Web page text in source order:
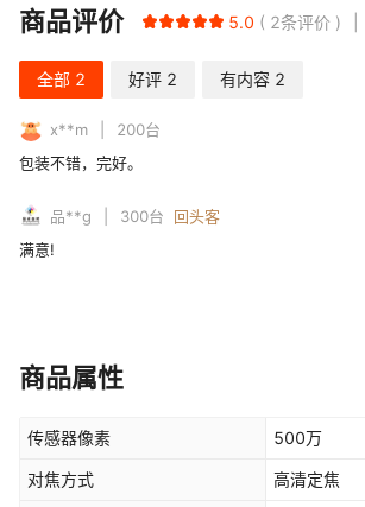
商品评价 5.0 2条评价
全部 2 好评 2 有内容 2
x**m 200台
包装不错，完好。
品**g 300台
回头客
满意!
商品属性
传感器像素 500万
对焦方式 高清定焦